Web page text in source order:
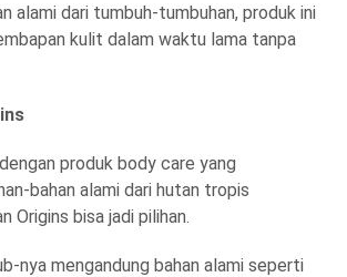
alami dari tumbuh-tumbuhan, produk ini
kulit dalam waktu lama tanpa
produk body care yang
bahan alami dari hutan tropis
Origins bisa jadi pilihan.
nya mengandung bahan alami seperti